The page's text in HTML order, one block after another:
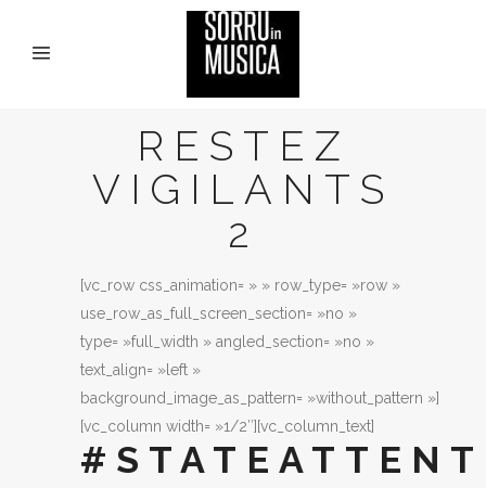
RESTEZ
VIGILANTS
2
[vc_row css_animation= » » row_type= »row »
use_row_as_full_screen_section= »no »
type= »full_width » angled_section= »no »
text_align= »left »
background_image_as_pattern= »without_pattern »]
[vc_column width= »1/2″][vc_column_text]